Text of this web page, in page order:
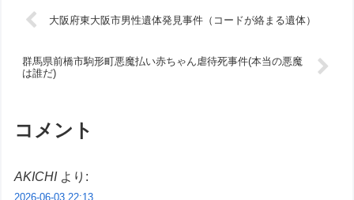
大阪府東大阪市男性遺体発見事件（コードが絡まる遺体）
群馬県前橋市駒形町悪魔払い赤ちゃん虐待死事件(本当の悪魔
は誰だ)
コメント
AKICHI より:
2026-06-03 22:13